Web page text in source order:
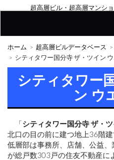
超高層ビル・超高層マンショ
ホーム 超高層ビルデータベース
シティタワー国分寺 ザ・ツイン
シティタワー
ン ウ
「シティタワー国分寺 ザ・
北口の目の前に建つ地上36階
低層部は事務所、店舗、公益
が総戸数303戸の住友不動産に